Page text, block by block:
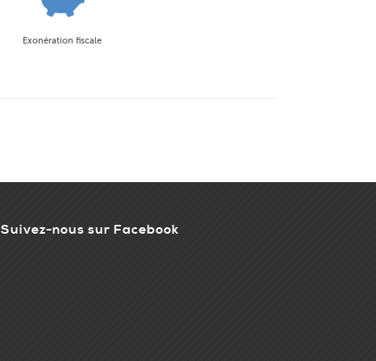
Exonération fiscale
Suivez-nous sur Facebook